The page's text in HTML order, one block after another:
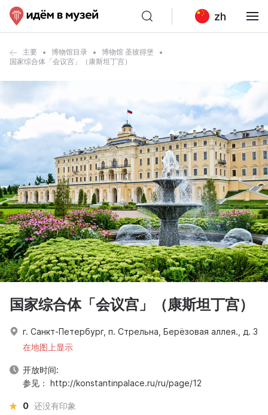
zh
主要 博物馆目录
博物馆 圣彼得堡
国家综合体「会议宫」（康斯坦丁宫）
国家综合体「会议宫」（康斯坦丁宫）
г. Санкт-Петербург, п. Стрельна, Берёзовая аллея., д. 3
在地图上显示
开放时间:
参见： http://konstantinpalace.ru/ru/page/12
0 还没有印象